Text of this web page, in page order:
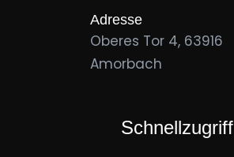
Adresse
Oberes Tor 4, 63916
Amorbach
Schnellzugriff